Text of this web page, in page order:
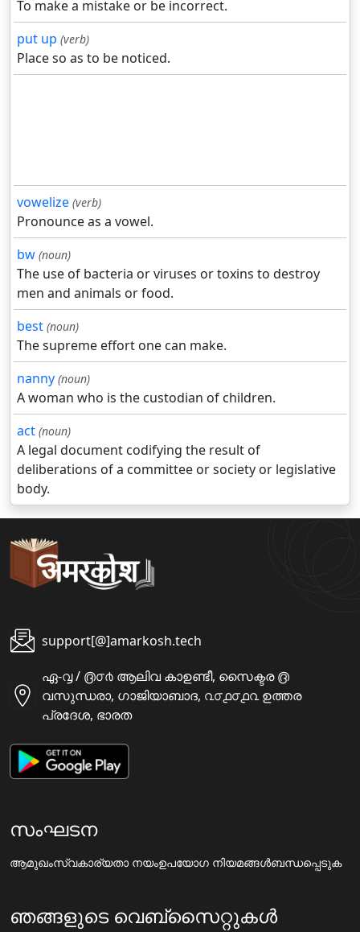
To make a mistake or be incorrect.
put up (verb)
Place so as to be noticed.
vowelize (verb)
Pronounce as a vowel.
bw (noun)
The use of bacteria or viruses or toxins to destroy
men and animals or food.
best (noun)
The supreme effort one can make.
nanny (noun)
A woman who is the custodian of children.
act (noun)
A legal document codifying the result of
deliberations of a committee or society or legislative
body.
support[@]amarkosh.tech
ഏ-൮ / ൫൦൪ ആലിവ കാഉണ്ടീ, സൈക്ടര ൫
വസുന്ധരാ, ഗാജിയാബാദ, ൨൦൧൦൧൨ ഉത്തര
പ്രദേശ, ഭാരത
സംഘടന
ആമുഖംസ്വകാര്യതാ നയംഉപയോഗ നിയമങ്ങൾബന്ധപ്പെടുക
ഞങ്ങളുടെ വെബ്സൈറ്റുകൾ